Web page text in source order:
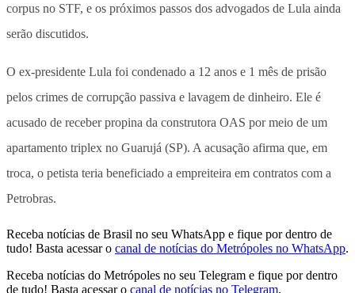
corpus no STF, e os próximos passos dos advogados de Lula ainda
serão discutidos.
O ex-presidente Lula foi condenado a 12 anos e 1 mês de prisão
pelos crimes de corrupção passiva e lavagem de dinheiro. Ele é
acusado de receber propina da construtora OAS por meio de um
apartamento triplex no Guarujá (SP). A acusação afirma que, em
troca, o petista teria beneficiado a empreiteira em contratos com a
Petrobras.
Receba notícias de Brasil no seu WhatsApp e fique por dentro de
tudo! Basta acessar o canal de notícias do Metrópoles no WhatsApp.
Receba notícias do Metrópoles no seu Telegram e fique por dentro
de tudo! Basta acessar o canal de notícias no Telegram.